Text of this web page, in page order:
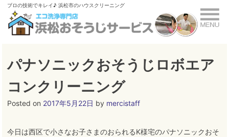
Skip
content
ブロの技術でキレイ♪ 浜松市のハウスクリーニング
パナソニックおそうじロボエア
コンクリーニング
Posted on 2017年5月22日 by mercistaff
今日は西区で小さなお子さまのおられるK様宅のパナソニックおそ